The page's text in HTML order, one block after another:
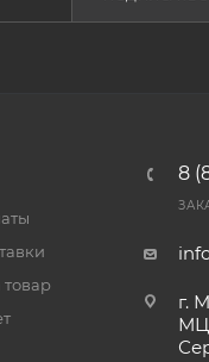
товар
8
г.